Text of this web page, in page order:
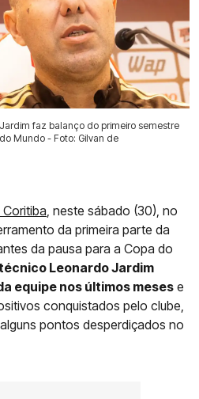
faz balanço do primeiro semestre
Mundo - Foto: Gilvan de
, neste sábado (30), no
da primeira parte da
da pausa para a Copa do
Leonardo Jardim
equipe nos últimos meses e
conquistados pelo clube,
pontos desperdiçados no